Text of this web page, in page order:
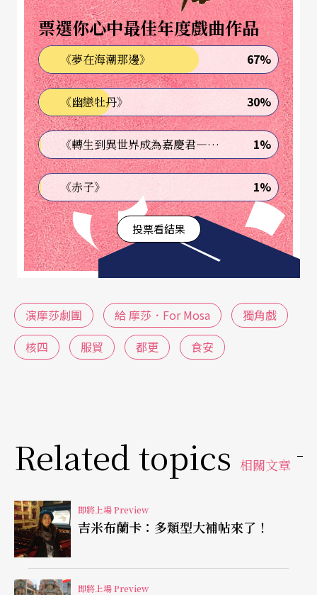
對所有突來的關切與諮詢，所有人雞飛狗跳，誤
會、混亂與笑話不斷發生，紛擾的夜過後，第二天
台灣變成什麼樣的國家？
顏良珮執導，黃婕菲演出的《安奈ê尋味人生》以隱
喻手法處理「服貿」議題。主角安奈是一個中年的
滷肉飯老闆娘，沒想到經濟危機竟讓她鹹魚翻身，
一位名為「宗國」的男子向她求婚，她的小攤子就
要變成大連鎖店，進軍全世界。愛情事業兩得意的
她，最後一次煮著滷肉飯，回想父親當年教她煮滷
肉飯的那天。時代，如何在一碗滷肉飯上刻下劇
充滿對未來生活的不確定性
《最後的晚餐》以食安問題入戲，由洪珮菁執導，
取代的是無止盡的食慾。太過疲累的人生，食物成
我的其中一個慾望即將要出賣我……」
如果給你一張可以通往未來的悠遊卡，你會如何想
像台灣的明天？高俊耀執導，鄭尹真演出的《神掉
票選你心中最佳年度戲曲作品
《夢在海潮那邊》 67%
《幽戀牡丹》 30%
《轉生到異世界成為嘉慶君—發現我的祖先是詐騙集團!?》 1%
《赤子》 1%
投票看結果
演摩莎劇團 給 摩莎．For Mosa
獨角戲
核四
服貿 都更 食安
Related topics 相關文章
即將上場 Preview
吉米布蘭卡：多類型大補帖來了！
即將上場 Preview